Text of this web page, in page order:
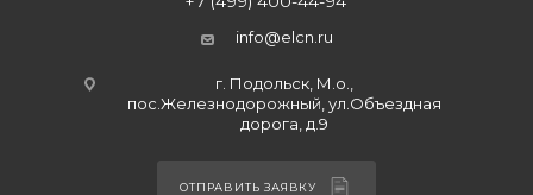
info@elcn.ru
г. Подольск, М.о.,
пос.Железнодорожный, ул.Объездная
дорога, д.9
ОТПРАВИТЬ ЗАЯВКУ